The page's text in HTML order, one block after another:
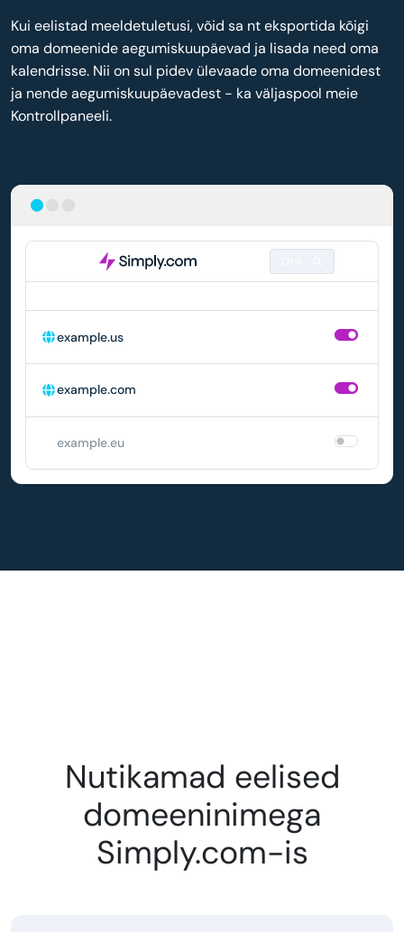
example.us
example.com
example.eu
Kui eelistad meeldetuletusi, võid sa nt eksportida kõigi
oma domeenide aegumiskuupäevad ja lisada need oma
kalendrisse. Nii on sul pidev ülevaade oma domeenidest
ja nende aegumiskuupäevadest - ka väljaspool meie
Kontrollpaneeli.
Nutikamad eelised
domeeninimega
Simply.com-is